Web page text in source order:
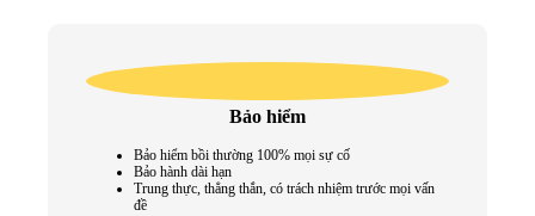
Bảo hiểm
Bảo hiểm bồi thường 100% mọi sự cố
Bảo hành dài hạn
Trung thực, thẳng thắn, có trách nhiệm trước mọi vấn
đề